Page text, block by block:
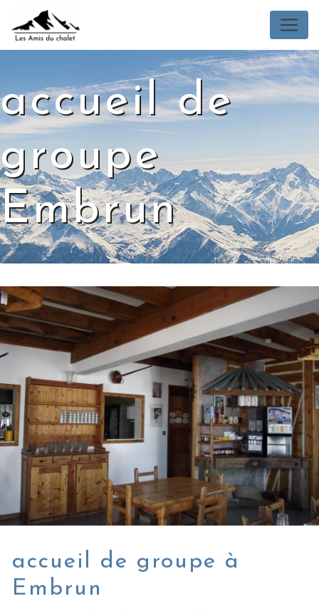
Panneau de gestion des cookies
accueil de
groupe
Embrun
accueil de groupe à
Embrun